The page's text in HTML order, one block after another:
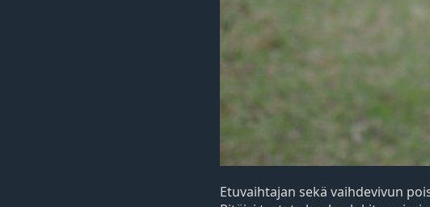
Etuvaihtajan sekä vaihdevivun